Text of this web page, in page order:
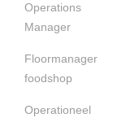
Operations
Manager
Floormanager
foodshop
Operationeel